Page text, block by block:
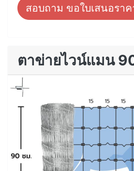
สอบถาม ขอใบเสนอราค
ตาข่ายไวน์แมน